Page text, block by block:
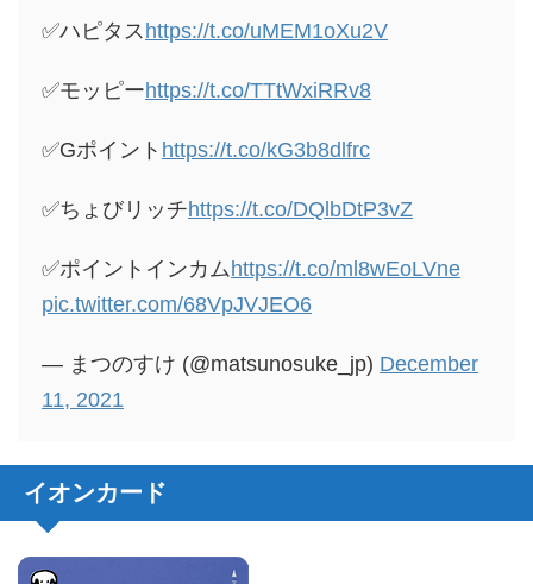
✅ハピタス https://t.co/uMEM1oXu2V
✅モッピーhttps://t.co/TTtWxiRRv8
✅Gポイント https://t.co/kG3b8dlfrc
✅ちょびリッチhttps://t.co/DQlbDtP3vZ
✅ポイントインカムhttps://t.co/ml8wEoLVne
pic.twitter.com/68VpJVJEO6
— まつのすけ (@matsunosuke_jp) December
11, 2021
イオンカード